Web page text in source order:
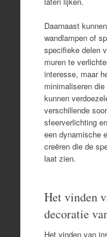
Daarnaast
wandlampen of
specifieke delen
muren te
interesse, maar
minimaliseren
kunnen
verschillende
sfeerverlichting
een dynamische
creëren die de
laat zien.
Het vinden
decoratie
Het vinden van